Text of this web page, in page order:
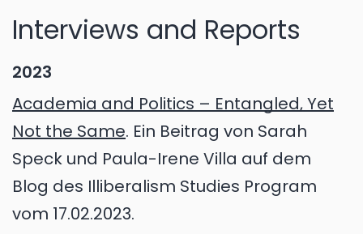
Interviews and Reports
2023
Academia and Politics – Entangled, Yet
Not the Same. Ein Beitrag von Sarah
Speck und Paula-Irene Villa auf dem
Blog des Illiberalism Studies Program
vom 17.02.2023.